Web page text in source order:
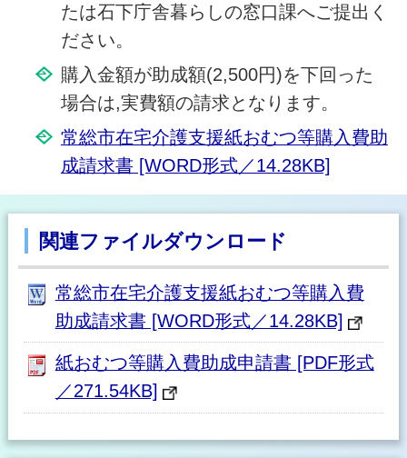
たは石下庁舎暮らしの窓口課へご提出く
ださい。
購入金額が助成額(2,500円)を下回った
場合は,実費額の請求となります。
常総市在宅介護支援紙おむつ等購入費助
成請求書 [WORD形式／14.28KB]
関連ファイルダウンロード
常総市在宅介護支援紙おむつ等購入費
助成請求書 [WORD形式／14.28KB]
紙おむつ等購入費助成申請書 [PDF形式
／271.54KB]